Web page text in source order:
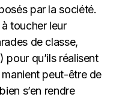
par la société.
toucher leur
de classe,
qu’ils réalisent
manient peut-être de
s’en rendre